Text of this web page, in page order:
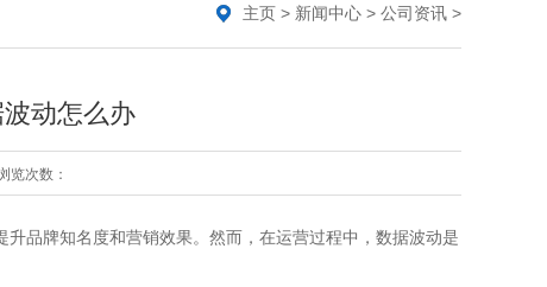
主页 > 新闻中心 > 公司资讯 >
动怎么办
览次数：
品牌知名度和营销效果。然而，在运营过程中，数据波动是